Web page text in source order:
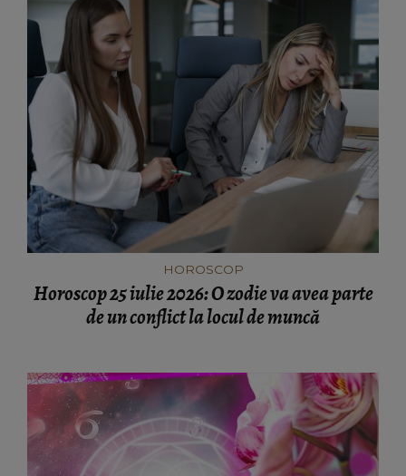
HOROSCOP
Horoscop 25 iulie 2026: O zodie va avea parte
de un conflict la locul de muncă